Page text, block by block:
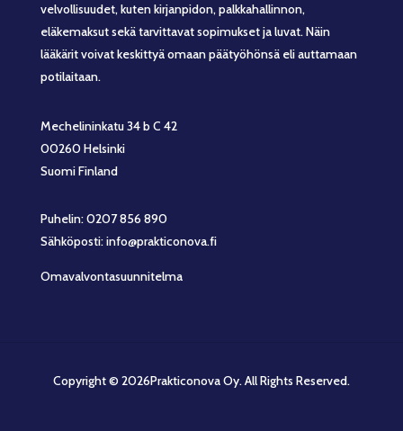
velvollisuudet, kuten kirjanpidon, palkkahallinnon,
eläkemaksut sekä tarvittavat sopimukset ja luvat. Näin
lääkärit voivat keskittyä omaan päätyöhönsä eli auttamaan
potilaitaan.
Mechelininkatu 34 b C 42
00260 Helsinki
Suomi Finland
Puhelin: 0207 856 890
Sähköposti: info@prakticonova.fi
Omavalvontasuunnitelma
Copyright © 2026Prakticonova Oy. All Rights Reserved.